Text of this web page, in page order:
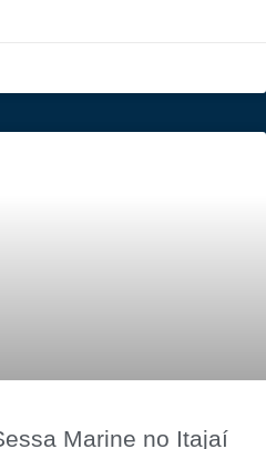
Marine no Itajaí